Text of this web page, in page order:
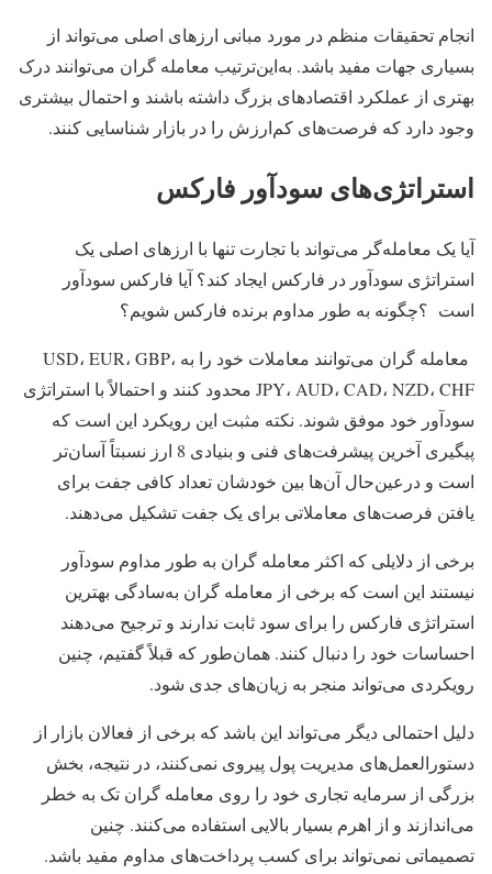
انجام تحقیقات منظم در مورد مبانی ارزهای اصلی می‌تواند از
بسیاری جهات مفید باشد. به‌این‌ترتیب معامله گران می‌توانند درک
بهتری از عملکرد اقتصادهای بزرگ داشته باشند و احتمال بیشتری
وجود دارد که فرصت‌های کم‌ارزش را در بازار شناسایی کنند.
استراتژی‌های سودآور فارکس
آیا یک معامله‌گر می‌تواند با تجارت تنها با ارزهای اصلی یک
استراتژی سودآور در فارکس ایجاد کند؟ آیا فارکس سودآور
است ؟چگونه به طور مداوم برنده فارکس شویم؟
معامله گران می‌توانند معاملات خود را به USD، EUR، GBP،
JPY، AUD، CAD، NZD، CHF محدود کنند و احتمالاً با استراتژی
سودآور خود موفق شوند. نکته مثبت این رویکرد این است که
پیگیری آخرین پیشرفت‌های فنی و بنیادی 8 ارز نسبتاً آسان‌تر
است و درعین‌حال آن‌ها بین خودشان تعداد کافی جفت برای
یافتن فرصت‌های معاملاتی برای یک جفت تشکیل می‌دهند.
برخی از دلایلی که اکثر معامله گران به طور مداوم سودآور
نیستند این است که برخی از معامله گران به‌سادگی بهترین
استراتژی فارکس را برای سود ثابت ندارند و ترجیح می‌دهند
احساسات خود را دنبال کنند. همان‌طور که قبلاً گفتیم، چنین
رویکردی می‌تواند منجر به زیان‌های جدی شود.
دلیل احتمالی دیگر می‌تواند این باشد که برخی از فعالان بازار از
دستورالعمل‌های مدیریت پول پیروی نمی‌کنند، در نتیجه، بخش
بزرگی از سرمایه تجاری خود را روی معامله گران تک به خطر
می‌اندازند و از اهرم بسیار بالایی استفاده می‌کنند. چنین
تصمیماتی نمی‌تواند برای کسب پرداخت‌های مداوم مفید باشد.